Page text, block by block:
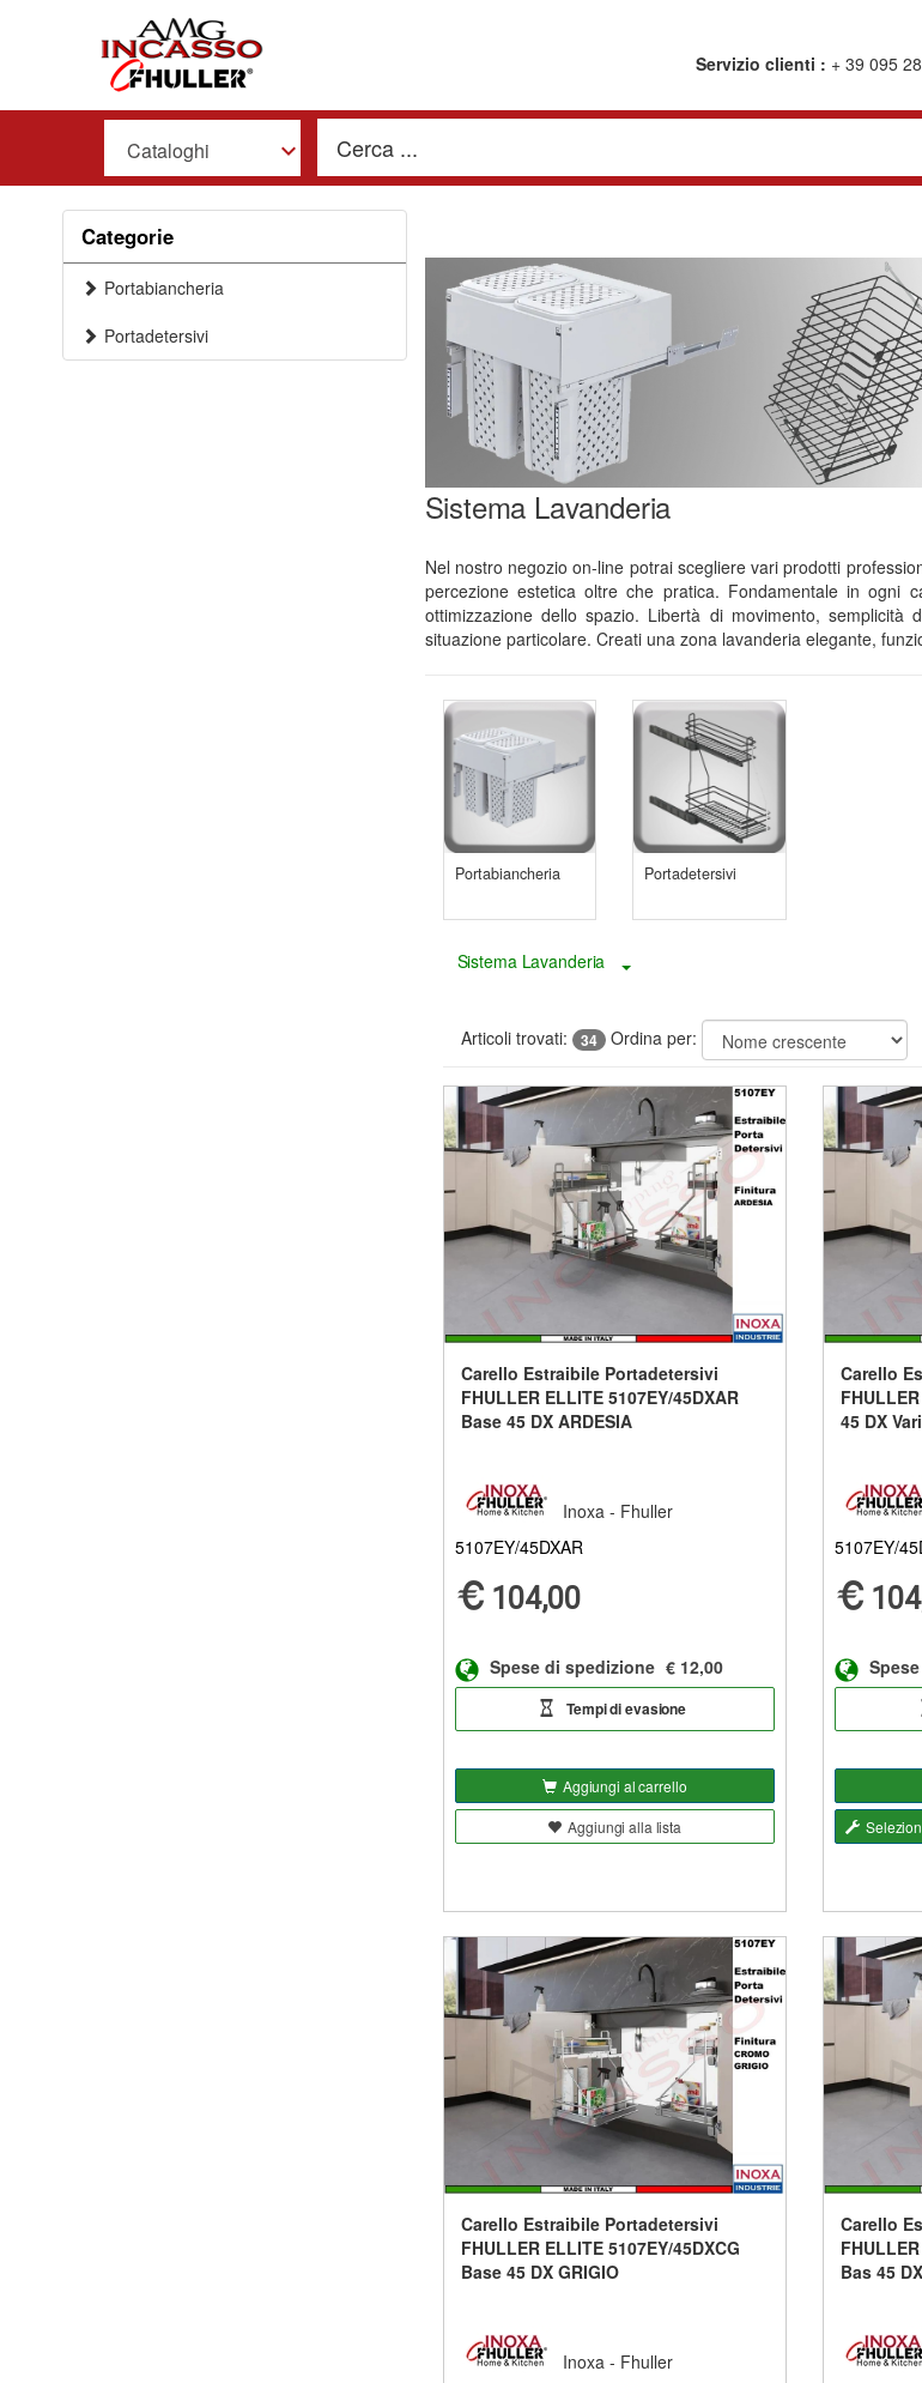
Servizio clienti : + 39 095
Cataloghi
Sistema Lavanderia
Nel nostro negozio on-line potrai scegliere vari prodotti
percezione estetica oltre che pratica. Fondamentale in ogni
ottimizzazione dello spazio. Libertà di movimento,
situazione particolare. Creati una zona lavanderia elegante,
Portabiancheria Portadetersivi
Sistema Lavanderia Toggle Dropdown
Articoli trovati: 34 Ordina per:
Carello Estraibile Portadetersivi
FHULLER ELLITE 5107EY/45DXAR
Base 45 DX ARDESIA
Inoxa - Fhuller
5107EY/45DXAR
104,00
Spese di spedizione € 12,00
Tempi di evasione
Aggiungi al carrello
Aggiungi alla lista
Carello
45 DX
5107EY/
Carello Estraibile Portadetersivi
FHULLER ELLITE 5107EY/45DXCG
Base 45 DX GRIGIO
Inoxa - Fhuller
Carello
Bas 45
Categorie
Portabiancheria
Portadetersivi